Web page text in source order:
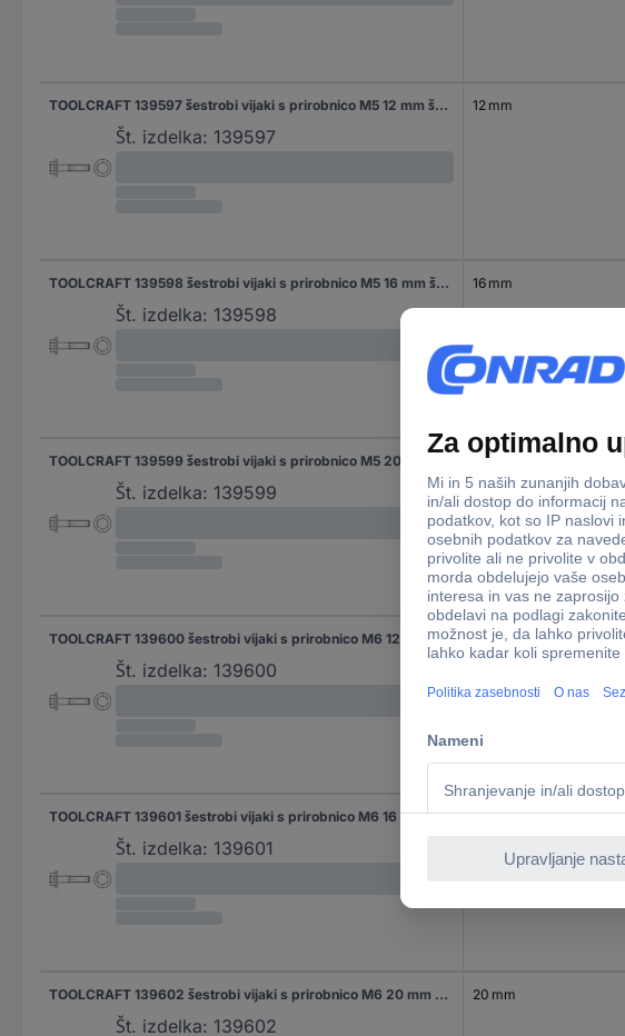
TOOLCRAFT 139597 šestrobi vijaki s prirobnico M5 12 mm šestrobi DIN 6921 jeklo 500 kos
Št. izdelka: 139597
12 mm
TOOLCRAFT 139598 šestrobi vijaki s prirobnico M5 16 mm šestrobi DIN 6921 jeklo 500 kos
Št. izdelka: 139598
16 mm
Št. izdelka: 139599
20 mm
TOOLCRAFT 139600 šestrobi vijaki s prirobnico M6 12 mm šestrobi DIN 6921 jeklo 500 kos
Št. izdelka: 139600
12 mm
TOOLCRAFT 139601 šestrobi vijaki s prirobnico M6 16 mm šestrobi DIN 6921 jeklo 500 kos
Št. izdelka: 139601
16 mm
TOOLCRAFT 139602 šestrobi vijaki s prirobnico M6 20 mm šestrobi DIN 6921 jeklo 500 kos
Št. izdelka: 139602
20 mm